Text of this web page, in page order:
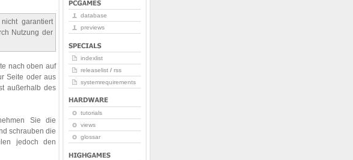
garantiert
Nutzung der
nach oben auf
Seite oder aus
außerhalb des
Sie die
schrauben die
jedoch den
database
previews
indexlist
releaselist / rss
systemrequirements
tutorials
views
glossar